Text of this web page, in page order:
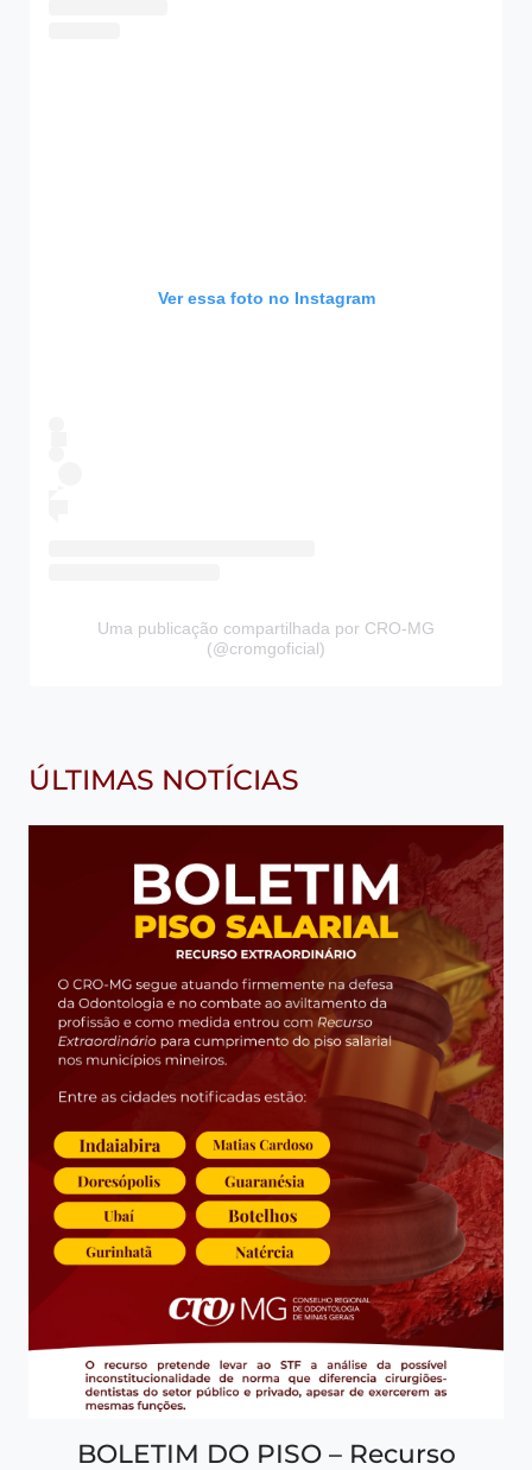
Ver essa foto no Instagram
Uma publicação compartilhada por CRO-MG
(@cromgoficial)
ÚLTIMAS NOTÍCIAS
BOLETIM DO PISO – Recurso